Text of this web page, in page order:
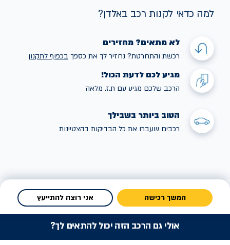
למה כדאי לקנות רכב באלדן?
לא מתאים? מחזירים
רכשת והתחרטת? נחזיר לך את כספך בכפוף לתקנון
מגיע לכם לדעת הכול!
הרכב שלכם מגיע עם ת.ז. מלאה
הטוב ביותר בשבילך
רכבים שעברו את כל הבדיקות בהצטיינות
המשך רכישה אני רוצה להתייעץ
אולי גם הרכב הזה יכול להתאים לך?